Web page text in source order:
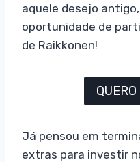
aquele desejo
oportunidade de
de Raikkonen!
Já pensou em
extras para investir